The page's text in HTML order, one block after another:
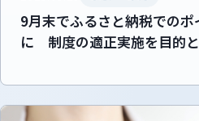
9月末でふるさと納税での
に 制度の適正実施を目的